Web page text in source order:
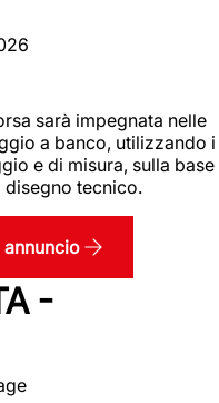
sarà impegnata nelle
a banco, utilizzando i
e di misura, sulla base
disegno tecnico.
-